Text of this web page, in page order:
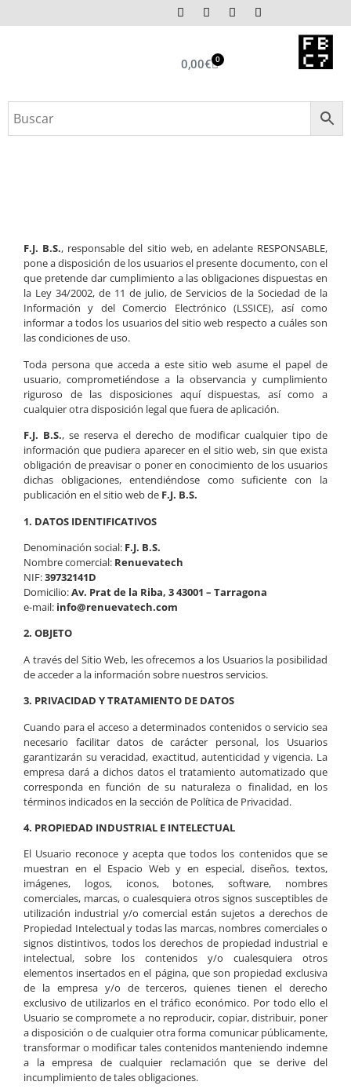
0,00€ 0
F.J. B.S., responsable del sitio web, en adelante RESPONSABLE,
pone a disposición de los usuarios el presente documento, con el
que pretende dar cumplimiento a las obligaciones dispuestas en
la Ley 34/2002, de 11 de julio, de Servicios de la Sociedad de la
Información y del Comercio Electrónico (LSSICE), así como
informar a todos los usuarios del sitio web respecto a cuáles son
las condiciones de uso.
Toda persona que acceda a este sitio web asume el papel de
usuario, comprometiéndose a la observancia y cumplimiento
riguroso de las disposiciones aquí dispuestas, así como a
cualquier otra disposición legal que fuera de aplicación.
F.J. B.S., se reserva el derecho de modificar cualquier tipo de
información que pudiera aparecer en el sitio web, sin que exista
obligación de preavisar o poner en conocimiento de los usuarios
dichas obligaciones, entendiéndose como suficiente con la
publicación en el sitio web de F.J. B.S.
1. DATOS IDENTIFICATIVOS
Denominación social: F.J. B.S.
Nombre comercial: Renuevatech
NIF:39732141D
Domicilio:Av. Prat de la Riba, 343001 – Tarragona
e-mail: info@renuevatech.com
2. OBJETO
A través del Sitio Web, les ofrecemos a los Usuarios la posibilidad
de acceder a la información sobre nuestros servicios.
3. PRIVACIDAD Y TRATAMIENTO DE DATOS
Cuando para el acceso a determinados contenidos o servicio sea
necesario facilitar datos de carácter personal, los Usuarios
garantizarán su veracidad, exactitud, autenticidad y vigencia. La
empresa dará a dichos datos el tratamiento automatizado que
corresponda en función de su naturaleza o finalidad, en los
términos indicados en la sección de Política de Privacidad.
4. PROPIEDAD INDUSTRIAL E INTELECTUAL
El Usuario reconoce y acepta que todos los contenidos que se
muestran en el Espacio Web y en especial, diseños, textos,
imágenes, logos, iconos, botones, software, nombres
comerciales, marcas, o cualesquiera otros signos susceptibles de
utilización industrial y/o comercial están sujetos a derechos de
Propiedad Intelectual y todas las marcas, nombres comerciales o
signos distintivos, todos los derechos de propiedad industrial e
intelectual, sobre los contenidos y/o cualesquiera otros
elementos insertados en el página, que son propiedad exclusiva
de la empresa y/o de terceros, quienes tienen el derecho
exclusivo de utilizarlos en el tráfico económico. Por todo ello el
Usuario se compromete a no reproducir, copiar, distribuir, poner
a disposición o de cualquier otra forma comunicar públicamente,
transformar o modificar tales contenidos manteniendo indemne
a la empresa de cualquier reclamación que se derive del
incumplimiento de tales obligaciones.